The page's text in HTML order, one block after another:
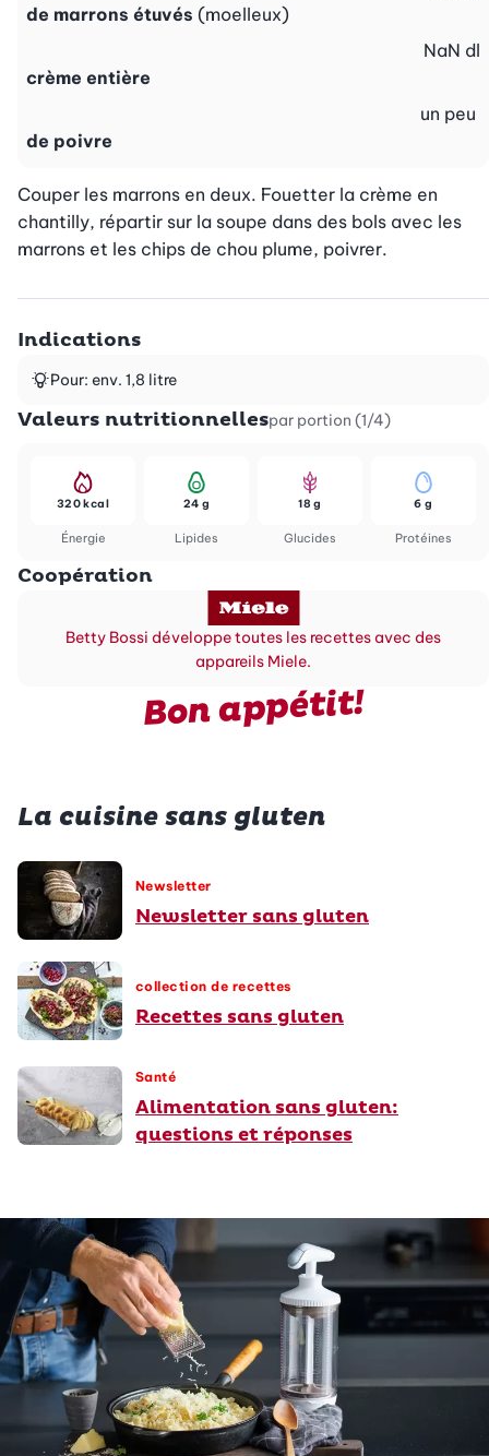
de marrons étuvés (moelleux)
crème entière
NaN dl
de poivre
un peu
Couper les marrons en deux. Fouetter la crème en
chantilly, répartir sur la soupe dans des bols avec les
marrons et les chips de chou plume, poivrer.
Indications
Pour: env. 1,8 litre
Valeurs nutritionnellespar portion (1/4)
Énergie
320 kcal
Lipides
24 g
Glucides
18 g
Protéines
6 g
Coopération
Betty Bossi développe toutes les recettes avec des
appareils Miele.
Bon appétit!
La cuisine sans gluten
Newsletter
Newsletter sans gluten
collection de recettes
Recettes sans gluten
Santé
Alimentation sans gluten:
questions et réponses